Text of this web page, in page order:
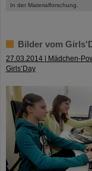
In der Materialforschung.
Bilder vom
27.03.2014 | Mädchen-
Girls’Day